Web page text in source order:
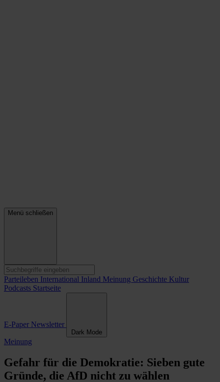
Menü schließen
Parteileben International Inland Meinung Geschichte Kultur
Podcasts Startseite
E-Paper Newsletter
Dark Mode
Meinung
Gefahr für die Demokratie: Sieben gute
Gründe, die AfD nicht zu wählen